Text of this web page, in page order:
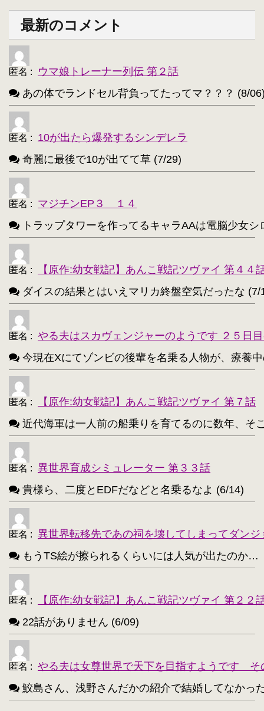
西住みほ【237】
・ ミーナ・ディートリンデ・ヴィルケ【223】
・ ニャル子【218】
アルトリア・ペンドラゴン(Fate)【214】
・ ユウキ(SAO)【214】 ・ 古明地こいし【210】
・ アクア(このすば)【208】 キョン【205】
・ レミリア・スカーレット(東方project)【203】
・ アイリスフィール・フォン・アインツベルン【
・ 高町なのは【202】 ・
・ 響(艦これ)【197】 ・ 夜神月【196】
・ アティ(サモンナイト)【194】
・ 西住まほ【189】
・ サーニャ・V・リトヴャク【188】
・
・ 不知火(艦これ)【186】
・ めぐみん(このすば)【172】
・
・ 鹿目まどか【168】
最新のコメント
匿名 :
ウマ娘トレーナー列伝 第２話
あの体でランドセル背負ってたってマ？？？ (8/
匿名 :
10が出たら爆発するシンデレラ
奇麗に最後で10が出てて草 (7/29)
匿名 :
マジチンEP３ １４
トラップタワーを作ってるキャラAAは電脳少女シ
匿名 :
【原作:幼女戦記】あんこ戦記ツヴァイ 第４４
ダイスの結果とはいえマリカ終盤空気だったな (7/
匿名 : やる夫はスカヴェンジャーのようです ２５日
今現在Xにてゾンビの後輩を名乗る人物が、療養
匿名 :
【原作:幼女戦記】あんこ戦記ツヴァイ 第７話
近代海軍は一人前の船乗りを育てるのに数年、そ
匿名 : 異世界育成シミュレーター 第３３話
貴様ら、二度とEDFだなどと名乗るなよ (6/14)
匿名 : 異世界転移先であの祠を壊してしまってダン
もうTS絵が擦られるくらいには人気が出たのか…
匿名 :
【原作:幼女戦記】あんこ戦記ツヴァイ 第２２
22話がありません (6/09)
匿名 : やる夫は女尊世界で天下を目指すようです そ
鮫島さん、浅野さんだかの紹介で結婚してなかっ